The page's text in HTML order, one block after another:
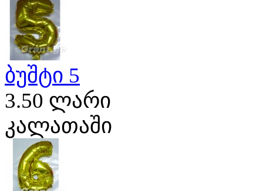
ბუშტი 5
3.50 ლარი
კალათაში